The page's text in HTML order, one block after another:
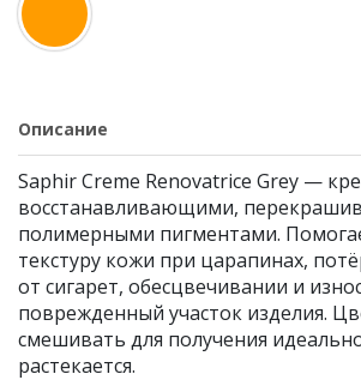
Описание
Saphir Creme Renovatrice Grey —
восстанавливающими,
полимерными пигментами.
текстуру кожи при царапинах,
от сигарет, обесцвечивании и
поврежденный участок изделия.
смешивать для получения
растекается.